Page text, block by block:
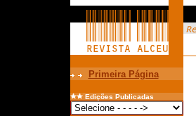
Primeira Página
Edições Publicadas